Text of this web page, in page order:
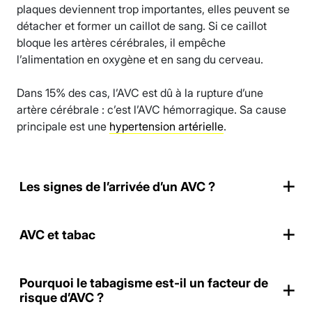
plaques deviennent trop importantes, elles peuvent se
détacher et former un caillot de sang. Si ce caillot
bloque les artères cérébrales, il empêche
l’alimentation en oxygène et en sang du cerveau.
Dans 15% des cas, l’AVC est dû à la rupture d’une
artère cérébrale : c’est l’AVC hémorragique. Sa cause
principale est une hypertension artérielle.
Les signes de l’arrivée d’un AVC ?
AVC et tabac
Pourquoi le tabagisme est-il un facteur de
risque d’AVC ?